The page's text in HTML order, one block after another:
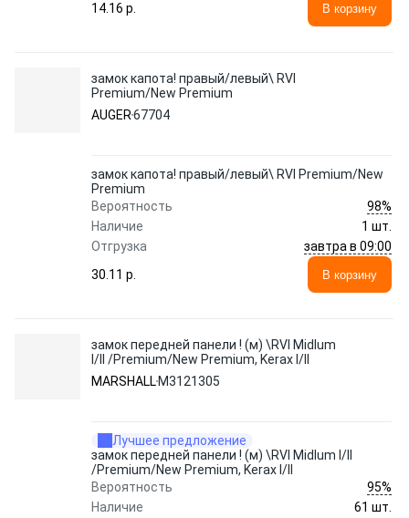
14.16 p.
В корзину
замок капота! правый/левый\ RVI
Premium/New Premium
AUGER67704
замок капота! правый/левый\ RVI Premium/New
Premium
Вероятность
98%
Наличие
1 шт.
Отгрузка
завтра в 09:00
30.11 p.
В корзину
замок передней панели ! (м) \RVI Midlum
I/II /Premium/New Premium, Kerax I/II
MARSHALL M3121305
Лучшее предложение
замок передней панели ! (м) \RVI Midlum I/II
/Premium/New Premium, Kerax I/II
Вероятность
95%
Наличие
61 шт.